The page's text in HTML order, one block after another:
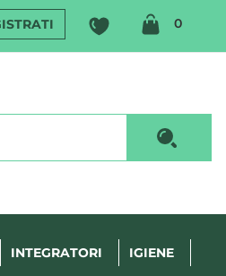
0
INTEGRATORI IGIENE